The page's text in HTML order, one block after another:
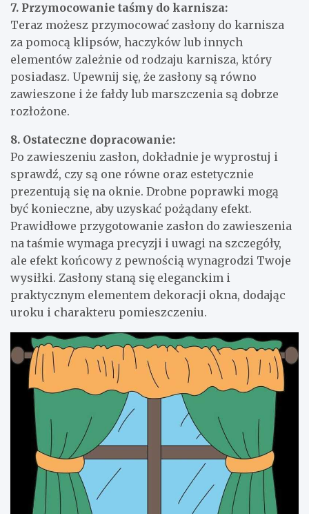
7. Przymocowanie taśmy do karnisza:
Teraz możesz przymocować zasłony do karnisza
za pomocą klipsów, haczyków lub innych
elementów zależnie od rodzaju karnisza, który
posiadasz. Upewnij się, że zasłony są równo
zawieszone i że fałdy lub marszczenia są dobrze
rozłożone.
8. Ostateczne dopracowanie:
Po zawieszeniu zasłon, dokładnie je wyprostuj i
sprawdź, czy są one równe oraz estetycznie
prezentują się na oknie. Drobne poprawki mogą
być konieczne, aby uzyskać pożądany efekt.
Prawidłowe przygotowanie zasłon do zawieszenia
na taśmie wymaga precyzji i uwagi na szczegóły,
ale efekt końcowy z pewnością wynagrodzi Twoje
wysiłki. Zasłony staną się eleganckim i
praktycznym elementem dekoracji okna, dodając
uroku i charakteru pomieszczeniu.